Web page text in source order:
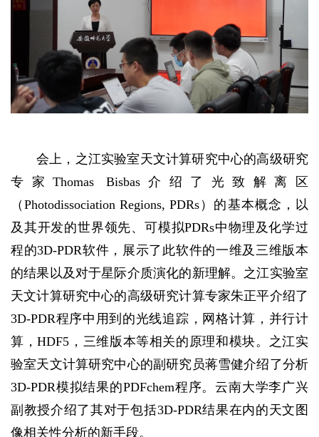
会上，之江实验室天文计算研究中心的高级研究
专家Thomas Bisbas介绍了光致解离区
（Photodissociation Regions, PDRs）的基本概念，以
及其开发的世界领先、可模拟PDRs中物理及化学过
程的3D-PDR软件，展示了此软件的一维及三维版本
的结果以及对于星际介质演化的新理解。之江实验室
天文计算研究中心的高级研究计算专家朱正平介绍了
3D-PDR程序中用到的光线追踪，网格计算，并行计
算，HDF5，三维版本等相关的原理和模块。之江实
验室天文计算研究中心的副研究员蒋雪健介绍了分析
3D-PDR模拟结果的PDFchem程序。云南大学李广兴
副教授介绍了其对于包括3D-PDR结果在内的天文图
像相关性分析的新手段。